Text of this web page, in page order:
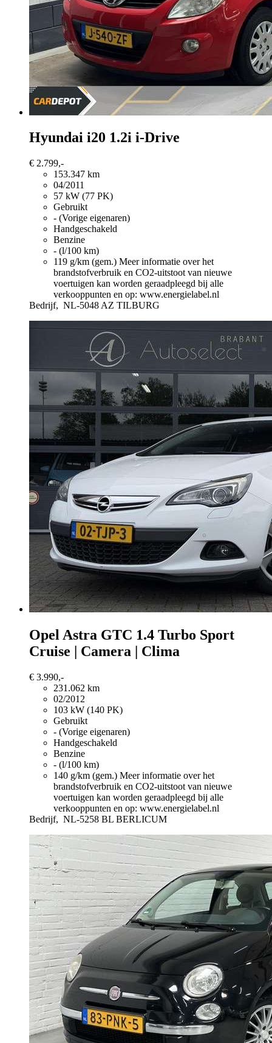
Hyundai i20 1.2i i-Drive
€ 2.799,-
153.347 km
04/2011
57 kW (77 PK)
Gebruikt
- (Vorige eigenaren)
Handgeschakeld
Benzine
- (l/100 km)
119 g/km (gem.) Meer informatie over het
brandstofverbruik en CO2-uitstoot van nieuwe
voertuigen kan worden geraadpleegd bij alle
verkooppunten en op: www.energielabel.nl
Bedrijf, NL-5048 AZ TILBURG
Opel Astra GTC 1.4 Turbo Sport
Cruise | Camera | Clima
€ 3.990,-
231.062 km
02/2012
103 kW (140 PK)
Gebruikt
- (Vorige eigenaren)
Handgeschakeld
Benzine
- (l/100 km)
140 g/km (gem.) Meer informatie over het
brandstofverbruik en CO2-uitstoot van nieuwe
voertuigen kan worden geraadpleegd bij alle
verkooppunten en op: www.energielabel.nl
Bedrijf, NL-5258 BL BERLICUM